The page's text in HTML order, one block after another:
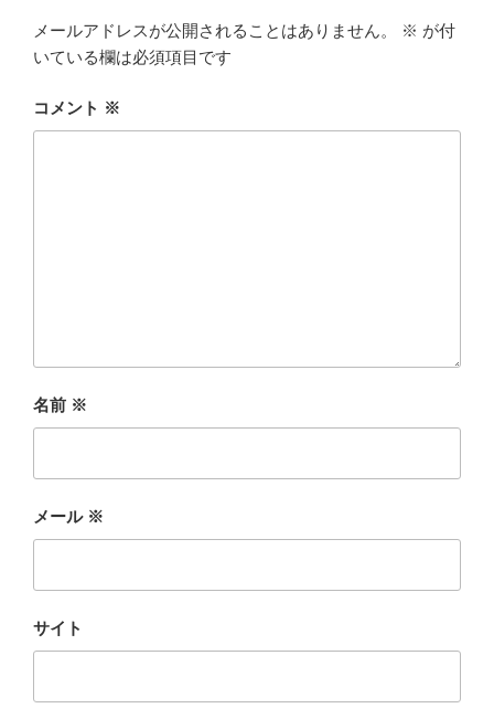
メールアドレスが公開されることはありません。 ※ が付
いている欄は必須項目です
コメント ※
名前 ※
メール ※
サイト